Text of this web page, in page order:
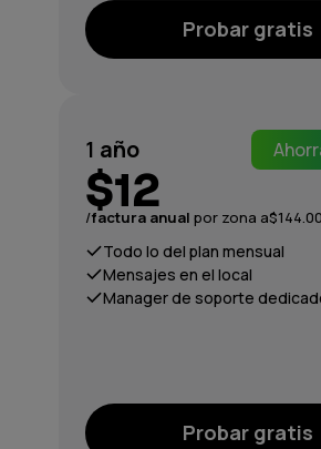
Probar gratis
1 año
$12
/factura anual por zona a$144.00
Todo lo del plan mensual
Mensajes en el local
Manager de soporte
Probar gratis